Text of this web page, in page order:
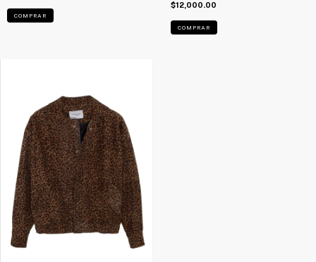
COMPRAR
$12,000.00
COMPRAR